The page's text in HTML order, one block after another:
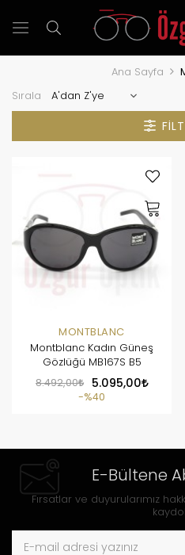
Ana Sayfa
Sırala
MONTBLANC
Montblanc Kadın Güneş
Gözlüğü MB167S B5
8.492,00
5.095,00
%40
E-Bültene
Fırsatlar ve duyurularımız